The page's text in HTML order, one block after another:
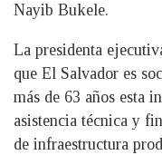
Nayib Bukele.
La presidenta
que El Salvador es
más de 63 años esta
asistencia técnica y
de infraestructura